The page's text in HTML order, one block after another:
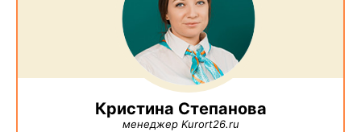
Кристина Степанова
менеджер Kurort26.ru